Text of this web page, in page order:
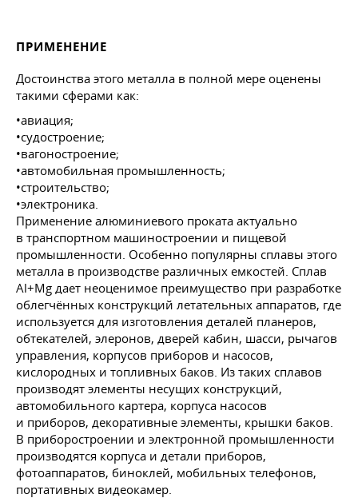
ПРИМЕНЕНИЕ
Достоинства этого металла в полной мере оценены
такими сферами как:
•авиация;
•судостроение;
•вагоностроение;
•автомобильная промышленность;
•строительство;
•электроника.
Применение алюминиевого проката актуально
в транспортном машиностроении и пищевой
промышленности. Особенно популярны сплавы этого
металла в производстве различных емкостей. Сплав
Al+Mg дает неоценимое преимущество при разработке
облегчённых конструкций летательных аппаратов, где
используется для изготовления деталей планеров,
обтекателей, элеронов, дверей кабин, шасси, рычагов
управления, корпусов приборов и насосов,
кислородных и топливных баков. Из таких сплавов
производят элементы несущих конструкций,
автомобильного картера, корпуса насосов
и приборов, декоративные элементы, крышки баков.
В приборостроении и электронной промышленности
производятся корпуса и детали приборов,
фотоаппаратов, биноклей, мобильных телефонов,
портативных видеокамер.